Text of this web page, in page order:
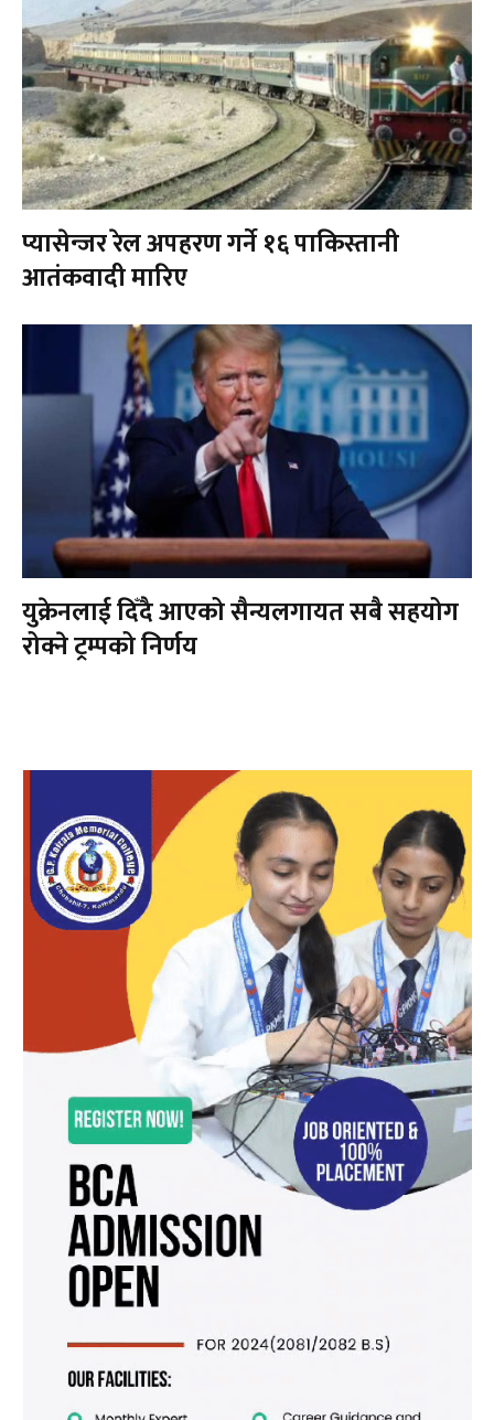
प्यासेन्जर रेल अपहरण गर्ने १६ पाकिस्तानी
आतंकवादी मारिए
युक्रेनलाई दिँदै आएको सैन्यलगायत सबै सहयोग
रोक्ने ट्रम्पको निर्णय